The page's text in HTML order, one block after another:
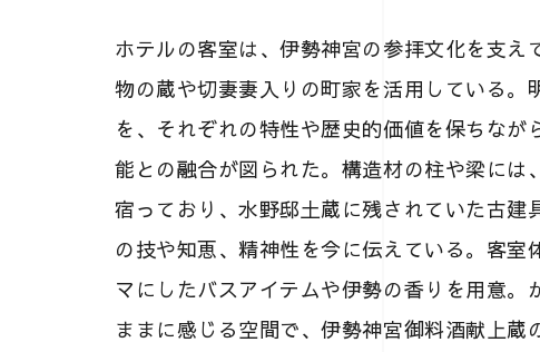
ホテルの客室は、伊勢神宮の参拝文化を支
物の蔵や切妻妻入りの町家を活用している。
を、それぞれの特性や歴史的価値を保ちな
能との融合が図られた。構造材の柱や梁に
宿っており、水野邸土蔵に残されていた古建
の技や知恵、精神性を今に伝えている。客
マにしたバスアイテムや伊勢の香りを用意。
ままに感じる空間で、伊勢神宮御料酒献上